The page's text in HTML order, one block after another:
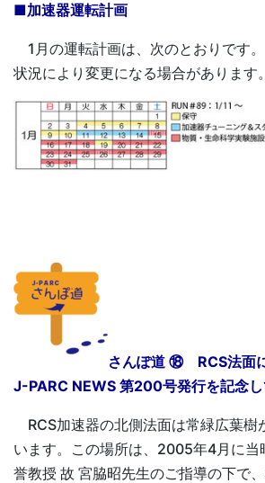
■加速器運転計画
1月の運転計画は、次のとおりです
状況により変更になる場合があります。
さんぽ道 ⑱ RCS法面
J-PARC NEWS 第200号発行を記念し
RCS加速器の北側法面は常緑広葉樹
います。この場所は、2005年4月に当
誉教授 故 宮脇昭先生のご指導の下で